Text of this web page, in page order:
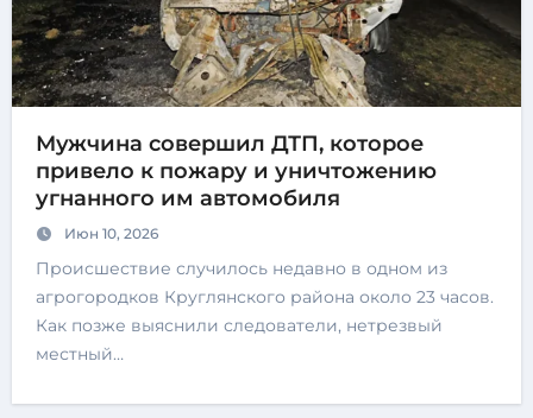
Мужчина совершил ДТП, которое
привело к пожару и уничтожению
угнанного им автомобиля
Июн 10, 2026
Происшествие случилось недавно в одном из
агрогородков Круглянского района около 23 часов.
Как позже выяснили следователи, нетрезвый
местный…